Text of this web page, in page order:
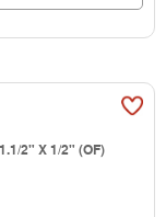
2" X 1/2" (OF)